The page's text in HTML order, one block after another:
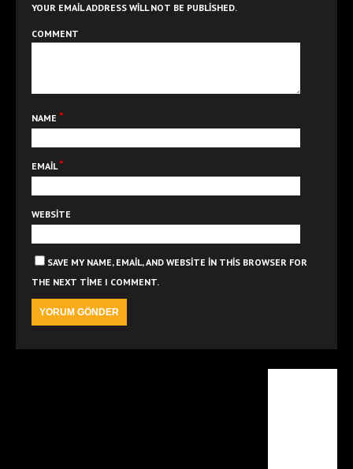
YOUR EMAIL ADDRESS WILL NOT BE PUBLISHED.
COMMENT
NAME *
EMAIL*
WEBSITE
SAVE MY NAME, EMAIL, AND WEBSITE IN THIS BROWSER FOR
THE NEXT TIME I COMMENT.